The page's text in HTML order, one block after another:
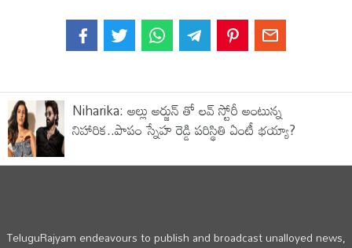
Niharika: అల్లు అర్జున్ తో లవ్ స్టోరీ అంటున్న
నిహారిక..పాపం స్నేహ రెడ్డి పరిస్థితి ఏంటీ భయ్యా?
TeluguRajyam endeavours to publish and broadcast unalloyed news,